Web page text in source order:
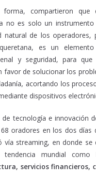
forma, compartieron
no es solo un
natural de los operadores,
es un
y seguridad, para que
favor de solucionar los
acortando los
dispositivos
de tecnología e innovación
oradores en los dos días
vía streaming, en donde se
tendencia mundial
servicios financieros,